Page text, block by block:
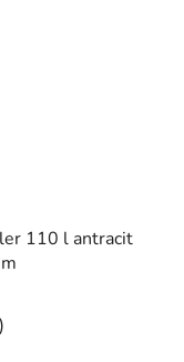
110 l antracit